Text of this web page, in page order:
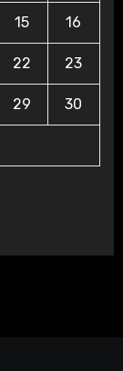
15 16
22 23
29 30